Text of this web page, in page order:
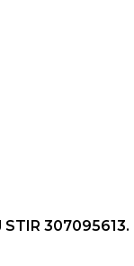
STIR 307095613.